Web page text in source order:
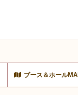
ブース＆ホール